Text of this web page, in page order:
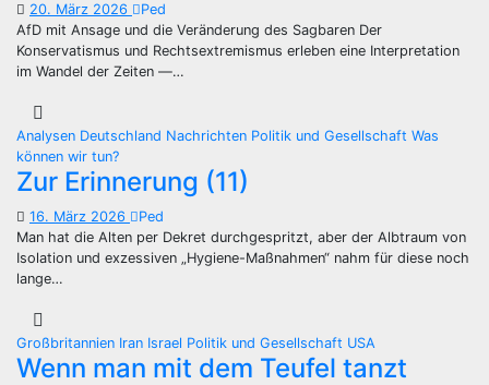
20. März 2026
Ped
AfD mit Ansage und die Veränderung des Sagbaren Der
Konservatismus und Rechtsextremismus erleben eine Interpretation
im Wandel der Zeiten —…
Analysen Deutschland Nachrichten Politik und Gesellschaft Was
können wir tun?
Zur Erinnerung (11)
16. März 2026
Ped
Man hat die Alten per Dekret durchgespritzt, aber der Albtraum von
Isolation und exzessiven „Hygiene-Maßnahmen“ nahm für diese noch
lange…
Großbritannien Iran Israel Politik und Gesellschaft USA
Wenn man mit dem Teufel tanzt